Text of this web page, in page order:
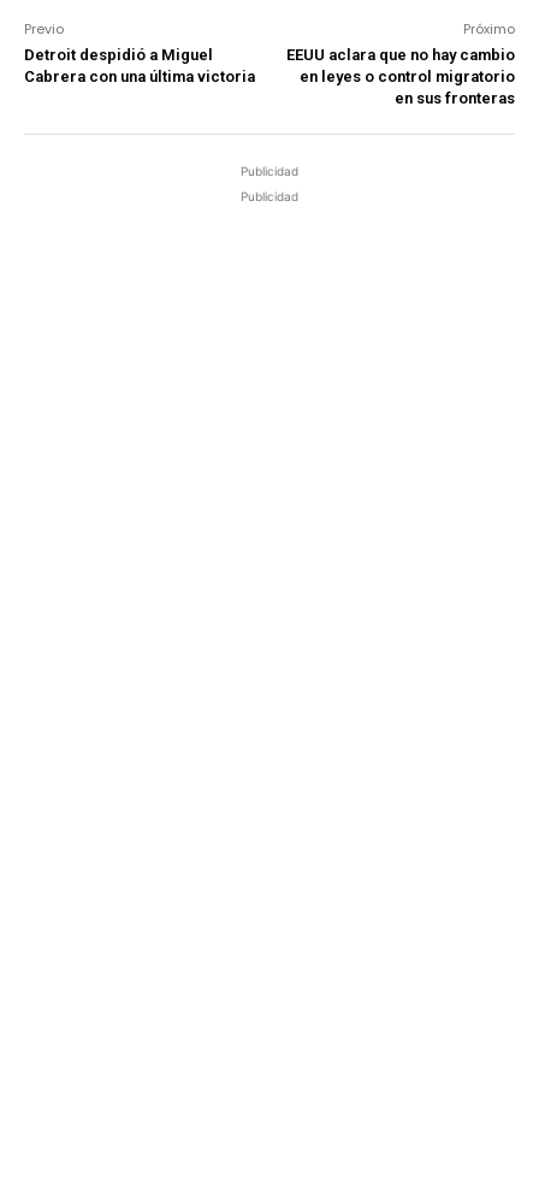
Previo
Detroit despidió a Miguel
Cabrera con una última victoria
Próximo
EEUU aclara que no hay cambio
en leyes o control migratorio
en sus fronteras
Publicidad
Publicidad